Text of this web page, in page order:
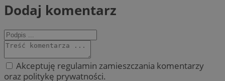
Dodaj komentarz
Akceptuję regulamin zamieszczania komentarzy
oraz politykę prywatności.